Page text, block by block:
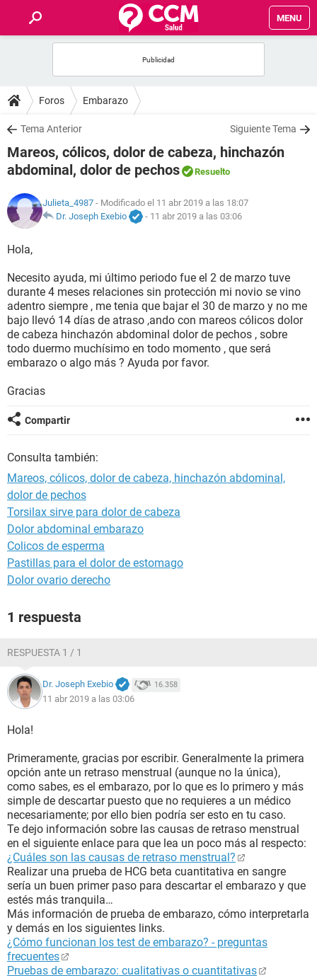
MENU
FOROS
SALUD
FAMILIA
NUTRICIÓN
SEXUALIDAD
GLOSARIO
Foros Embarazo
Tema Anterior Siguiente Tema
Mareos, cólicos, dolor de cabeza, hinchazón
abdominal, dolor de pechos
Resuelto
Julieta_4987 - Modificado el 11 abr 2019 a las 18:07
Dr. Joseph Exebio
- 11 abr 2019 a las 03:06
Hola,
Necesito ayuda, mi último periodo fue el 2 de marzo tuve
durante 4 meses relaciones sin protección mi novio se vino
adentro siempre , me tenia que bajar el 30 de marzo y no me
bajo llevó 14 días de atraso ,ando con mareos cólicos dolor
de cabeza hinchazón abdominal dolor de pechos , sobre
todo duermo muchísimo en todo momento , que será
embarazo o algo más ? Ayuda por favor.
Gracias
Compartir
Consulta también:
Mareos, cólicos, dolor de cabeza, hinchazón abdominal,
dolor de pechos
Torsilax sirve para dolor de cabeza
Dolor abdominal embarazo
Colicos de esperma
Pastillas para el dolor de estomago
Dolor ovario derecho
1 respuesta
RESPUESTA 1 / 1
Dr. Joseph Exebio 16.358
11 abr 2019 a las 03:06
Hola!
Primeramente, gracias por escribir. Generalmente la primera
opción ante un retraso menstrual (aunque no la única),
como sabes, es el embarazo, por lo que es lo primero y más
simple de descartar puesto que no requieres a un médico
necesariamente; por ello bien podría ser esto en tu caso.
Te dejo información sobre las causas de retraso menstrual
en el siguiente enlace para que lea un poco más al respecto:
¿Cuáles son las causas de retraso menstrual?
Realizar una prueba de HCG beta cuantitativa en sangre
sería un buen primer paso para descartar el embarazo y que
estés más tranquila…
Más información de prueba de embarazo, cómo interpretarla
y demás en los siguientes links.
¿Cómo funcionan los test de embarazo? - preguntas
frecuentes
Pruebas de embarazo: cualitativas o cuantitativas